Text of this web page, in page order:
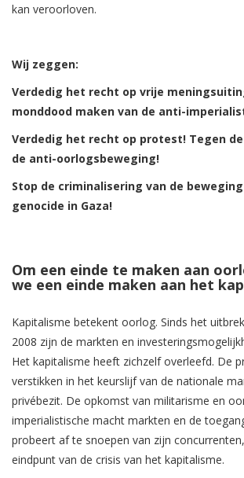
kan veroorloven.
Wij zeggen:
Verdedig het recht op vrije
monddood maken van de anti-
Verdedig het recht op protest! Tegen
de anti-oorlogsbeweging!
Stop de criminalisering van de
genocide in Gaza!
Om een einde te maken aan
we een einde maken aan het
Kapitalisme betekent oorlog. Sinds het
2008 zijn de markten en
Het kapitalisme heeft zichzelf overleefd. De
verstikken in het keurslijf van de nationale
privébezit. De opkomst van militarisme en
imperialistische macht markten en de
probeert af te snoepen van zijn
eindpunt van de crisis van het kapitalisme.